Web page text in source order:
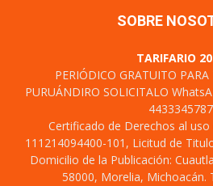
SOBRE
TARIFARIO
PERIÓDICO GRATUITO
PURUÁNDIRO SOLICITALO
4433345787
Certificado de Derechos al uso
111214094400-101, Licitud de
Domicilio de la Publicación:
58000, Morelia, Michoacán.